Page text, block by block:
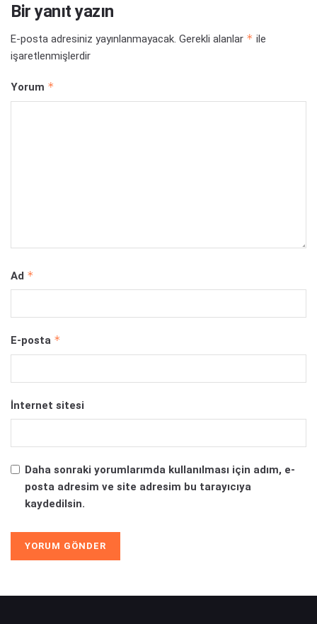
Bir yanıt yazın
E-posta adresiniz yayınlanmayacak. Gerekli alanlar * ile
işaretlenmişlerdir
Yorum *
Ad *
E-posta *
İnternet sitesi
Daha sonraki yorumlarımda kullanılması için adım, e-
posta adresim ve site adresim bu tarayıcıya
kaydedilsin.